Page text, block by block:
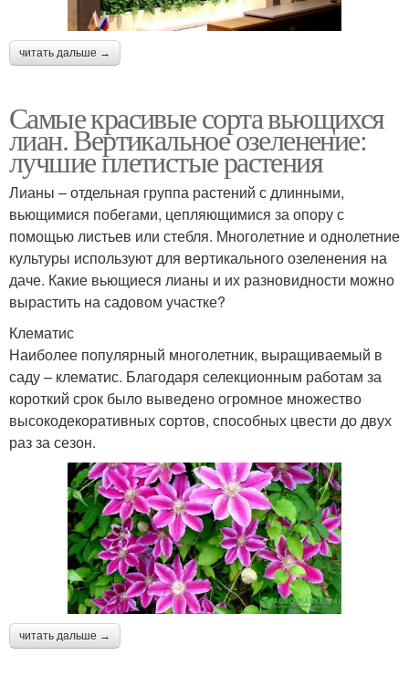
читать дальше →
Самые красивые сорта вьющихся
лиан. Вертикальное озеленение:
лучшие плетистые растения
Лианы – отдельная группа растений с длинными,
вьющимися побегами, цепляющимися за опору с
помощью листьев или стебля. Многолетние и однолетние
культуры используют для вертикального озеленения на
даче. Какие вьющиеся лианы и их разновидности можно
вырастить на садовом участке?
Клематис
Наиболее популярный многолетник, выращиваемый в
саду – клематис. Благодаря селекционным работам за
короткий срок было выведено огромное множество
высокодекоративных сортов, способных цвести до двух
раз за сезон.
читать дальше →